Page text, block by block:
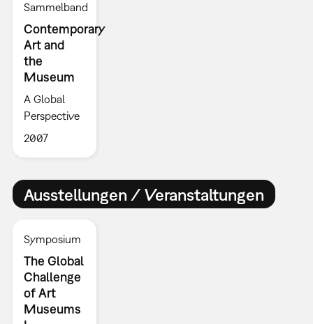
Sammelband
Contemporary
Art and
the
Museum
A Global
Perspective
2007
Ausstellungen / Veranstaltungen
Symposium
The Global
Challenge
of Art
Museums